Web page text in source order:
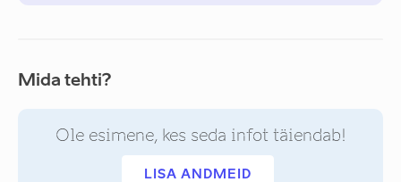
Mida tehti?
Ole esimene, kes seda infot täiendab!
LISA ANDMEID